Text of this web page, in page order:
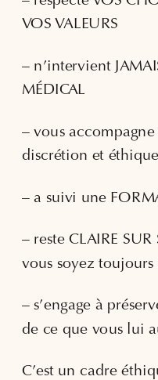
VOS VALEURS
– n’intervient
MÉDICAL
– vous accompagne
discrétion et éthique
– a suivi une
– reste CLAIRE
vous soyez toujours
– s’engage à
de ce que vous lui
C’est un cadre